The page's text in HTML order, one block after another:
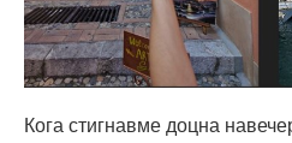
Кога стигнавме доцна